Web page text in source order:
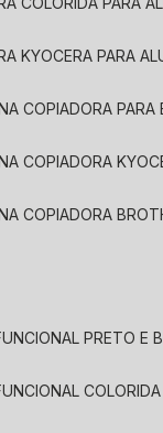
KYOCERA PARA
COPIADORA PARA
COPIADORA
COPIADORA
PRETO E
COLORIDA